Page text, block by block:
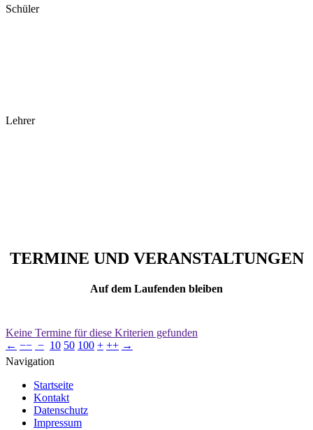
Schüler
Lehrer
TERMINE UND VERANSTALTUNGEN
Auf dem Laufenden bleiben
Keine Termine für diese Kriterien gefunden
← −− − 10 50 100 + ++ →
Navigation
Startseite
Kontakt
Datenschutz
Impressum